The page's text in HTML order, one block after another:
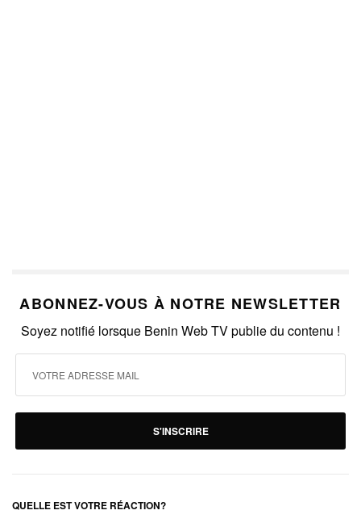
ABONNEZ-VOUS À NOTRE NEWSLETTER
Soyez notifié lorsque Benin Web TV publie du contenu !
S'INSCRIRE
QUELLE EST VOTRE RÉACTION?